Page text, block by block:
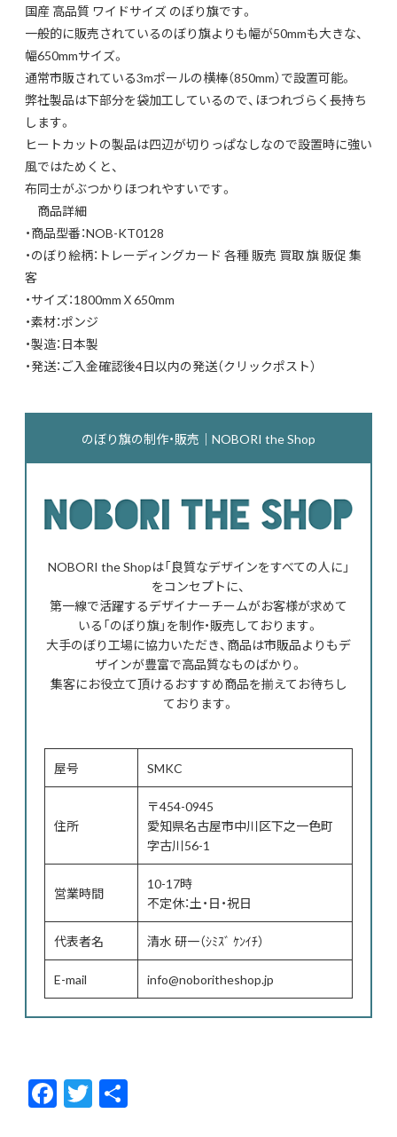
国産 高品質 ワイドサイズ のぼり旗です。
一般的に販売されているのぼり旗よりも幅が50mmも大きな、
幅650mmサイズ。
通常市販されている3mポールの横棒（850mm）で設置可能。
弊社製品は下部分を袋加工しているので、ほつれづらく長持ち
します。
ヒートカットの製品は四辺が切りっぱなしなので設置時に強い
風ではためくと、
布同士がぶつかりほつれやすいです。
商品詳細
・商品型番：NOB-KT0128
・のぼり絵柄：トレーディングカード 各種 販売 買取 旗 販促 集
客
・サイズ：1800mmＸ650mm
・素材：ポンジ
・製造：日本製
・発送：ご入金確認後4日以内の発送（クリックポスト）
のぼり旗の制作・販売｜NOBORI the Shop
NOBORI the Shopは「良質なデザインをすべての人に」
をコンセプトに、
第一線で活躍するデザイナーチームがお客様が求めて
いる「のぼり旗」を制作・販売しております。
大手のぼり工場に協力いただき、商品は市販品よりもデ
ザインが豊富で高品質なものばかり。
集客にお役立て頂けるおすすめ商品を揃えてお待ちし
ております。
屋号 SMKC
住所
〒454-0945
愛知県名古屋市中川区下之一色町
字古川56-1
営業時間
10-17時
不定休：土・日・祝日
代表者名 清水 研一（ｼﾐｽﾞ ｹﾝｲﾁ）
E-mail info@noboritheshop.jp
F
ac
T
w